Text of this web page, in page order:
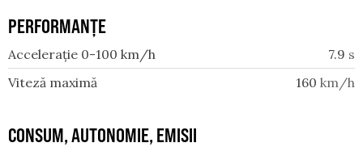
PERFORMANȚE
Accelerație 0-100 km/h 7.9 s
Viteză maximă
160 km/h
CONSUM, AUTONOMIE, EMISII